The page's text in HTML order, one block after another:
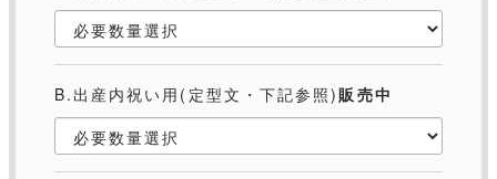
B.出産内祝い用(定型文・下記参照)販売中